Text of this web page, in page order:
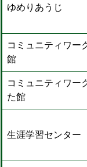
ゆめりあうじ
コミュニティワー
館
コミュニティワー
た館
生涯学習センター